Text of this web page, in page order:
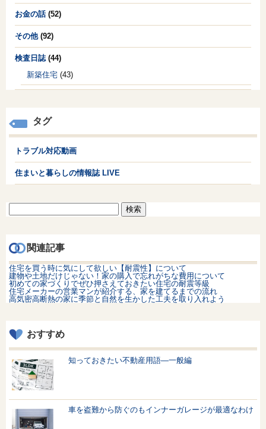
お金の話(52)
その他(92)
検査日誌 (44)
新築住宅 (43)
タグ
トラブル対応動画
住まいと暮らしの情報誌 LIVE
索:
関連記事
住宅を買う時に気にして欲しい【耐震性】について
建物や土地だけじゃない！家の購入で忘れがちな費用について
初めての家づくりでぜひ押さえておきたい住宅の耐震等級
住宅メーカーの営業マンが紹介する、家を建てるまでの流れ
高気密高断熱の家に季節と自然を生かした工夫を取り入れよう
おすすめ
知っておきたい不動産用語—一般編
車を盗難から防ぐのもインナーガレージが最適なわけ